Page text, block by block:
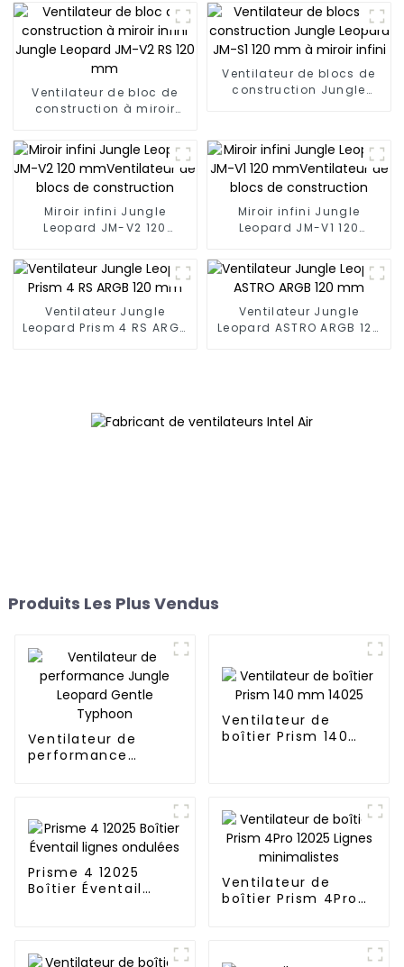
Ventilateur de bloc de
construction à miroir
V2 RS 120 mm
Ventilateur de blocs de
construction Jungle
Miroir infini Jungle
Leopard JM-V2 120
de construction
Miroir infini Jungle
Leopard JM-V1 120
de construction
Ventilateur Jungle
Leopard Prism 4 RS ARGB
Ventilateur Jungle
Leopard ASTRO ARGB 120
Produits Les Plus Vendus
Ventilateur de
performance
Ventilateur de
boîtier Prism 140
Prisme 4 12025
Boîtier Éventail
Ventilateur de
boîtier Prism 4Pro